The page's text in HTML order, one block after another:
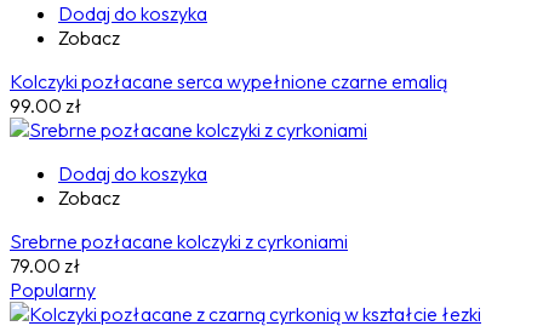
Dodaj do koszyka
Zobacz
Kolczyki pozłacane serca wypełnione czarne emalią
99.00 zł
Dodaj do koszyka
Zobacz
Srebrne pozłacane kolczyki z cyrkoniami
79.00 zł
Popularny